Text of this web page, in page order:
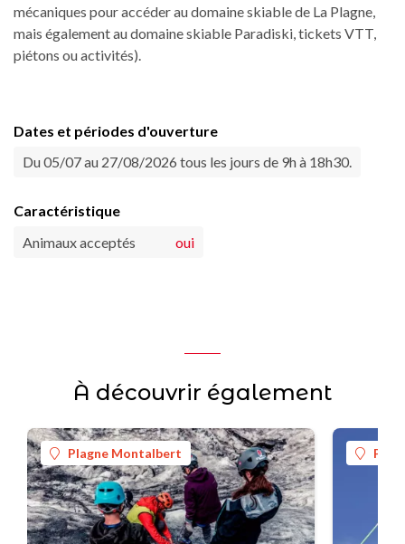
mécaniques pour accéder au domaine skiable de La Plagne,
mais également au domaine skiable Paradiski, tickets VTT,
piétons ou activités).
Dates et périodes d'ouverture
Du 05/07 au 27/08/2026 tous les jours de 9h à 18h30.
Caractéristique
Animaux acceptés
oui
À découvrir également
Plagne Montalbert